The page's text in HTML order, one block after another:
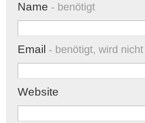
Name - benötigt
Email - benötigt, wird
Website